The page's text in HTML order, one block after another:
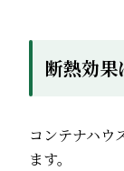
断熱効
コンテナハウ
ます。